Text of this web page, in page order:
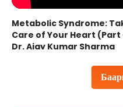
Metabolic Syndrome:
Care of Your Heart (Part
Dr. Ajay Kumar Sharma